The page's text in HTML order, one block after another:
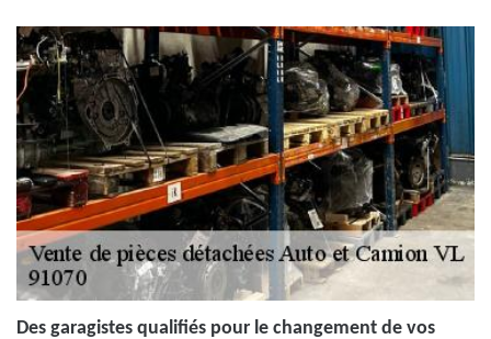
Des garagistes qualifiés pour le changement de vos